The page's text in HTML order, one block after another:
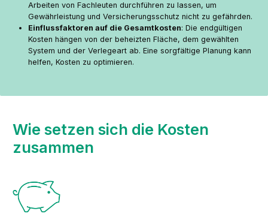
Arbeiten von Fachleuten durchführen zu lassen, um
Gewährleistung und Versicherungsschutz nicht zu gefährden.
Einflussfaktoren auf die Gesamtkosten: Die endgültigen
Kosten hängen von der beheizten Fläche, dem gewählten
System und der Verlegeart ab. Eine sorgfältige Planung kann
helfen, Kosten zu optimieren.
Wie setzen sich die Kosten
zusammen